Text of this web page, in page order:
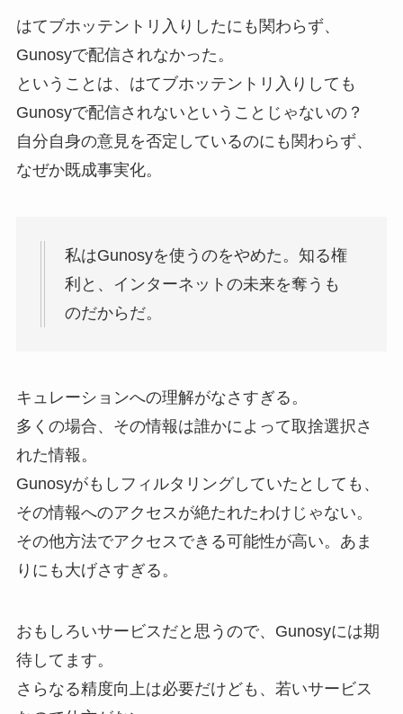
はてブホッテントリ入りしたにも関わらず、
Gunosyで配信されなかった。
ということは、はてブホッテントリ入りしても
Gunosyで配信されないということじゃないの？
自分自身の意見を否定しているのにも関わらず、
なぜか既成事実化。
私はGunosyを使うのをやめた。知る権
利と、インターネットの未来を奪うも
のだからだ。
キュレーションへの理解がなさすぎる。
多くの場合、その情報は誰かによって取捨選択さ
れた情報。
Gunosyがもしフィルタリングしていたとしても、
その情報へのアクセスが絶たれたわけじゃない。
その他方法でアクセスできる可能性が高い。あま
りにも大げさすぎる。
おもしろいサービスだと思うので、Gunosyには期
待してます。
さらなる精度向上は必要だけども、若いサービス